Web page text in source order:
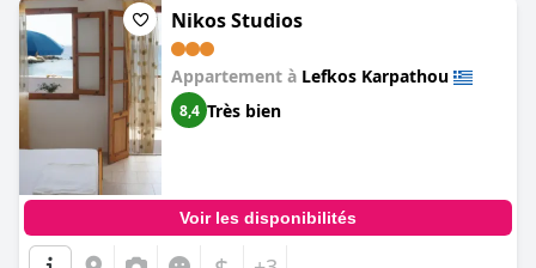
Nikos Studios
Appartement à Lefkos Karpathou
8,4 Très bien
Voir les disponibilités